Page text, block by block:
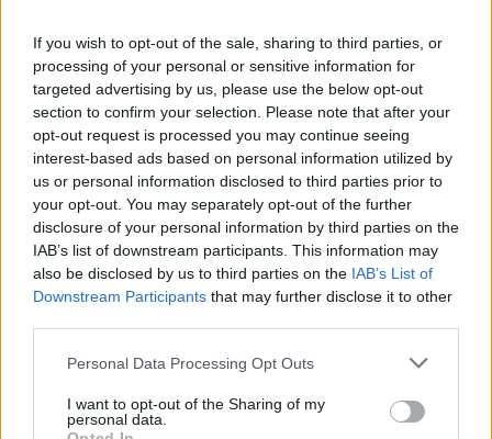
If you wish to opt-out of the sale, sharing to third parties, or
processing of your personal or sensitive information for
targeted advertising by us, please use the below opt-out
section to confirm your selection. Please note that after your
opt-out request is processed you may continue seeing
interest-based ads based on personal information utilized by
us or personal information disclosed to third parties prior to
your opt-out. You may separately opt-out of the further
disclosure of your personal information by third parties on the
IAB’s list of downstream participants. This information may
also be disclosed by us to third parties on the IAB’s List of
Downstream Participants that may further disclose it to other
Please note that this website/app uses one or more Google
not limited to your visit or usage behaviour. You may click to
grant or deny consent to Google and its third-party tags to
Personal Data Processing Opt Outs
I want to opt-out of the Sharing of my
personal data.
kijelentette, hogy ragaszkodik az
Arab Liga évtizedes
álláspontjához, miszerint nem
létesít hivatalos kapcsolatokat
Izraellel, amíg a palesztinokkal
fennálló konfliktus nem
rendeződik.
2021 decemberében Szaúd-Arábia állandó
ENSZ-képviselője, Abdallah Al-Mouallimi az
Arab Newsnak azt mondta, hogy Rijád kész
normalizálni a kapcsolatokat a zsidó